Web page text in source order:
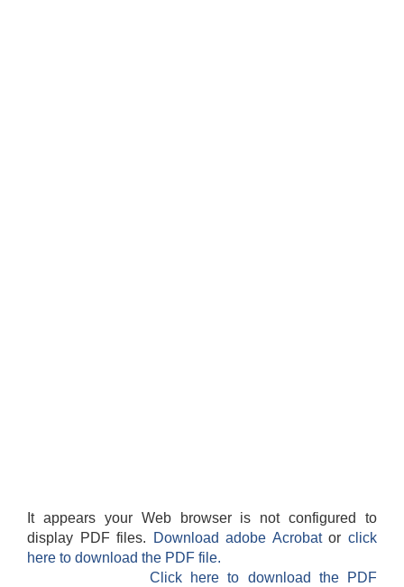
It appears your Web browser is not configured to
display PDF files.
Download adobe Acrobatorclick
here to download the PDF file.
Click here to download the PDF